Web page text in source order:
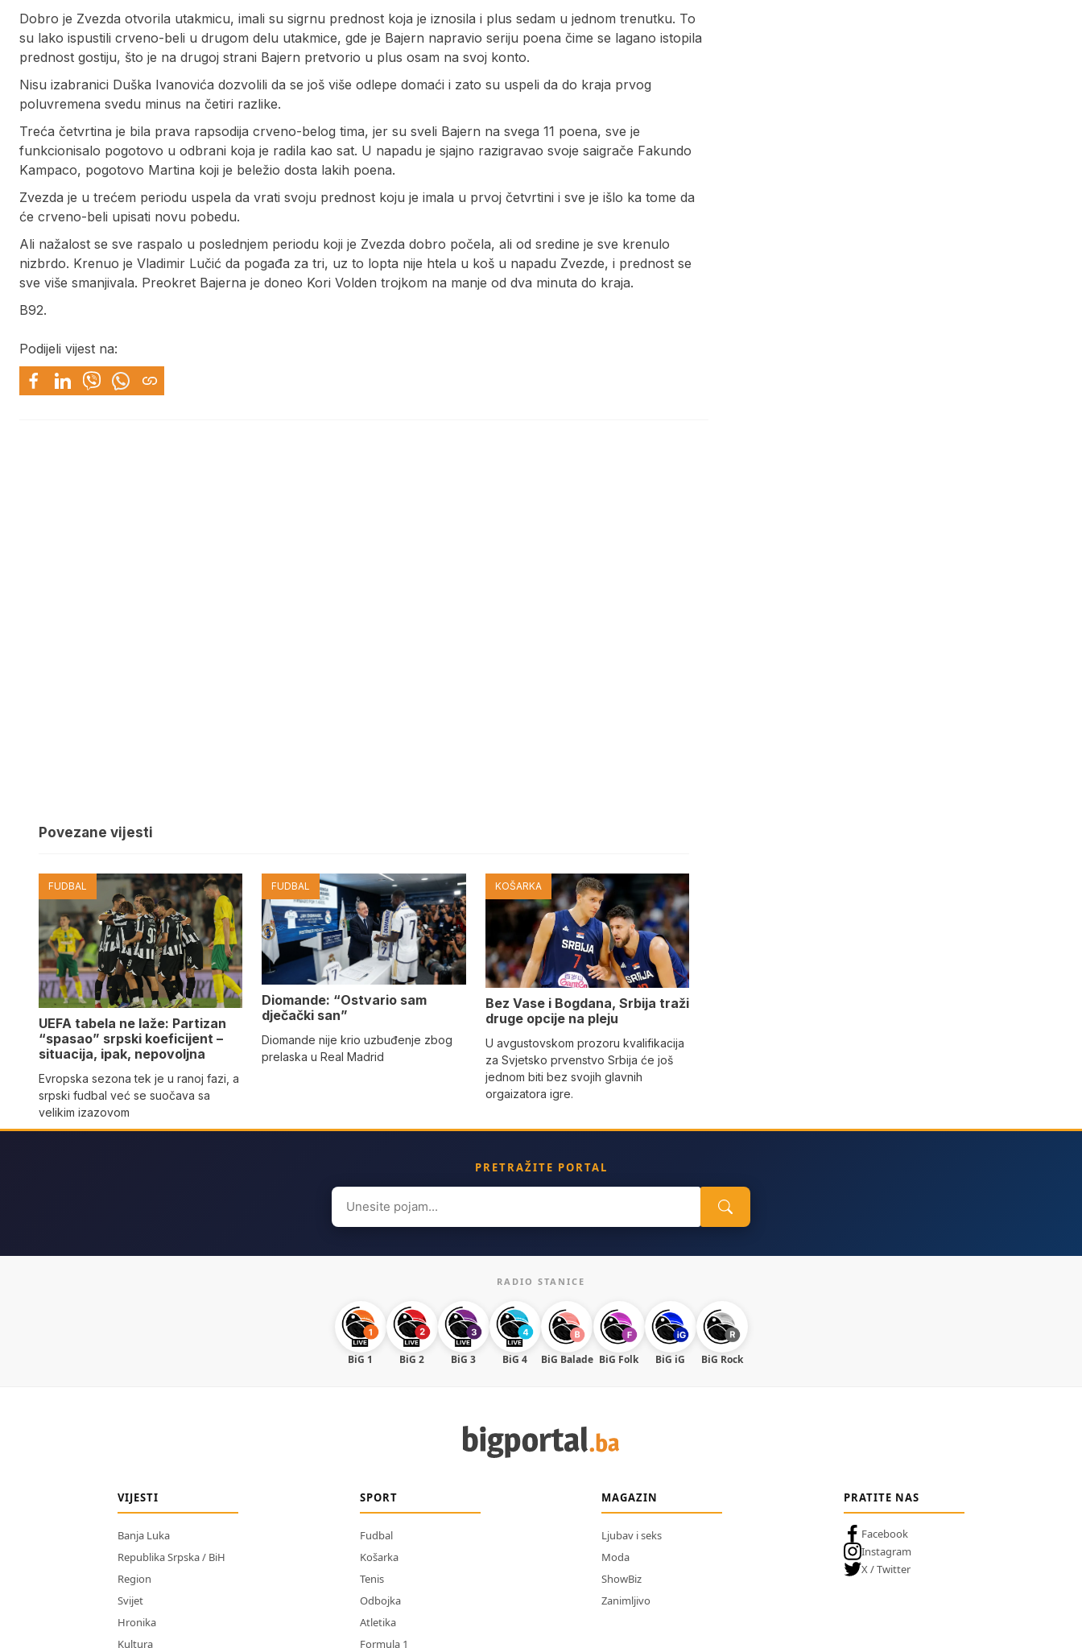
Dobro je Zvezda otvorila utakmicu, imali su sigrnu prednost koja je iznosila i plus sedam u jednom trenutku. To
su lako ispustili crveno-beli u drugom delu utakmice, gde je Bajern napravio seriju poena čime se lagano istopila
prednost gostiju, što je na drugoj strani Bajern pretvorio u plus osam na svoj konto.
Nisu izabranici Duška Ivanovića dozvolili da se još više odlepe domaći i zato su uspeli da do kraja prvog
poluvremena svedu minus na četiri razlike.
Treća četvrtina je bila prava rapsodija crveno-belog tima, jer su sveli Bajern na svega 11 poena, sve je
funkcionisalo pogotovo u odbrani koja je radila kao sat. U napadu je sjajno razigravao svoje saigrače Fakundo
Kampaco, pogotovo Martina koji je beležio dosta lakih poena.
Zvezda je u trećem periodu uspela da vrati svoju prednost koju je imala u prvoj četvrtini i sve je išlo ka tome da
će crveno-beli upisati novu pobedu.
Ali nažalost se sve raspalo u poslednjem periodu koji je Zvezda dobro počela, ali od sredine je sve krenulo
nizbrdo. Krenuo je Vladimir Lučić da pogađa za tri, uz to lopta nije htela u koš u napadu Zvezde, i prednost se
sve više smanjivala. Preokret Bajerna je doneo Kori Volden trojkom na manje od dva minuta do kraja.
B92.
Podijeli vijest na:
Povezane vijesti
FUDBAL
UEFA tabela ne laže: Partizan
“spasao” srpski koeficijent –
situacija, ipak, nepovoljna
Evropska sezona tek je u ranoj fazi, a
srpski fudbal već se suočava sa
velikim izazovom
FUDBAL
Diomande: “Ostvario sam
dječački san”
Diomande nije krio uzbuđenje zbog
prelaska u Real Madrid
KOŠARKA
Bez Vase i Bogdana, Srbija traži
druge opcije na pleju
U avgustovskom prozoru kvalifikacija
za Svjetsko prvenstvo Srbija će još
jednom biti bez svojih glavnih
orgaizatora igre.
PRETRAŽITE PORTAL
Search
for:
RADIO STANICE
BiG 1 BiG 2 BiG 3 BiG 4 BiG Balade BiG Folk BiG iG BiG Rock
VIJESTI
Banja Luka
Republika Srpska / BiH
Region
Svijet
Hronika
Kultura
SPORT
Fudbal
Košarka
Tenis
Odbojka
Atletika
Formula 1
MAGAZIN
Ljubav i seks
Moda
ShowBiz
Zanimljivo
PRATITE NAS
Facebook
Instagram
X / Twitter